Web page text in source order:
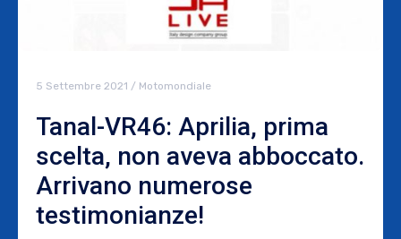
5 Settembre 2021 / Motomondiale
Tanal-VR46: Aprilia, prima
scelta, non aveva abboccato.
Arrivano numerose
testimonianze!